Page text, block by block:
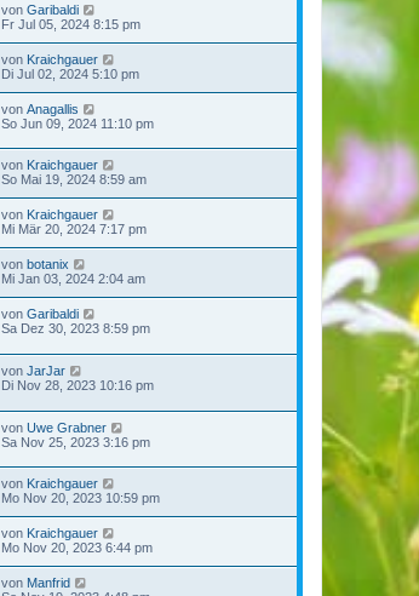
von Garibaldi
Fr Jul 05, 2024 8:15 pm
von Kraichgauer
Di Jul 02, 2024 5:10 pm
von Anagallis
So Jun 09, 2024 11:10 pm
von Kraichgauer
So Mai 19, 2024 8:59 am
von Kraichgauer
Mi Mär 20, 2024 7:17 pm
von botanix
Mi Jan 03, 2024 2:04 am
von Garibaldi
Sa Dez 30, 2023 8:59 pm
von JarJar
Di Nov 28, 2023 10:16 pm
von Uwe Grabner
Sa Nov 25, 2023 3:16 pm
von Kraichgauer
Mo Nov 20, 2023 10:59 pm
von Kraichgauer
Mo Nov 20, 2023 6:44 pm
von Manfrid